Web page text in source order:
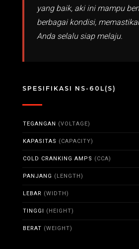
yang baik, aki ini mampu
berbagai kondisi,
Anda selalu siap melaju.
SPESIFIKASI NS-60L(S)
TEGANGAN (VOLTAGE)
KAPASITAS (CAPACITY)
COLD CRANKING AMPS (CCA)
PANJANG (LENGTH)
LEBAR (WIDTH)
TINGGI (HEIGHT)
BERAT (WEIGHT)